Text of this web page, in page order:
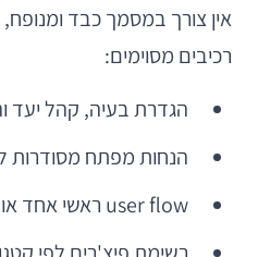
אין צורך במסמך כבד ומנופח,
רכיבים מסוימים:
הגדרת בעיה, קהל יעד
הנחות מפתח מסודרות
user flow ראשי אחד או שניים לכל היותר.